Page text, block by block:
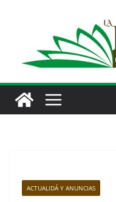
ACTUALIDÁ Y ANUNCIAS